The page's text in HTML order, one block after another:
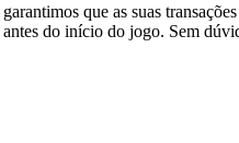
que as suas
do início do jogo. Sem